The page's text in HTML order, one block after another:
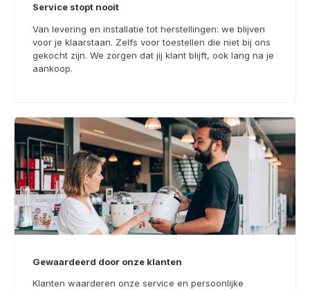
Service stopt nooit
Van levering en installatie tot herstellingen: we blijven
voor je klaarstaan. Zelfs voor toestellen die niet bij ons
gekocht zijn. We zorgen dat jij klant blijft, ook lang na je
aankoop.
Gewaardeerd door onze klanten
Klanten waarderen onze service en persoonlijke